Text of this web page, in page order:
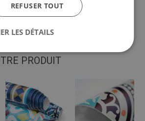
une surface molle, il peut se plier et se
PRODUIT
REFUSER TOUT
LES DÉTAILS